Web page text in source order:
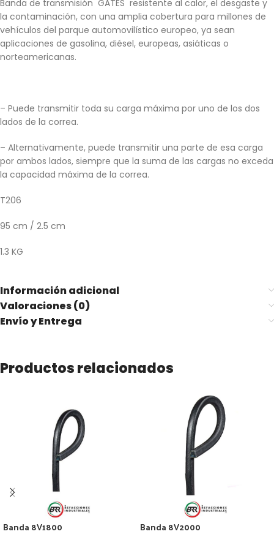
Banda de transmisión GATES resistente al calor, el desgaste y
la contaminación, con una amplia cobertura para millones de
vehículos del parque automovilístico europeo, ya sean
aplicaciones de gasolina, diésel, europeas, asiáticas o
norteamericanas.
– Puede transmitir toda su carga máxima por uno de los dos
lados de la correa.
– Alternativamente, puede transmitir una parte de esa carga
por ambos lados, siempre que la suma de las cargas no exceda
la capacidad máxima de la correa.
T206
95 cm / 2.5 cm
1.3 KG
Información adicional
Valoraciones (0)
Envío y Entrega
Productos relacionados
Banda 8V1800 Banda 8V2000